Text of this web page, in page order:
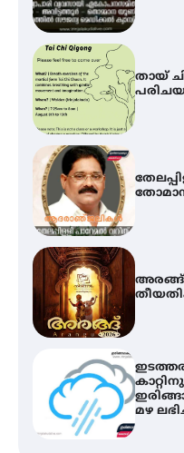
തോമാസ്
അരങ്ങ്
നേട്ടം